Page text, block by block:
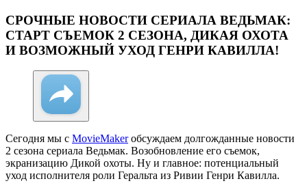
СРОЧНЫЕ НОВОСТИ СЕРИАЛА ВЕДЬМАК:
СТАРТ СЪЕМОК 2 СЕЗОНА, ДИКАЯ ОХОТА
И ВОЗМОЖНЫЙ УХОД ГЕНРИ КАВИЛЛА!
Сегодня мы с MovieMakerобсуждаем долгожданные новости
2 сезона сериала Ведьмак. Возобновление его съемок,
экранизацию Дикой охоты. Ну и главное: потенциальный
уход исполнителя роли Геральта из Ривии Генри Кавилла.